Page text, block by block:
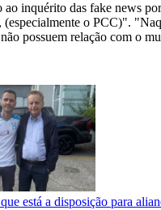
inquérito das fake news
o PCC)".
possuem relação com o
está a disposição para